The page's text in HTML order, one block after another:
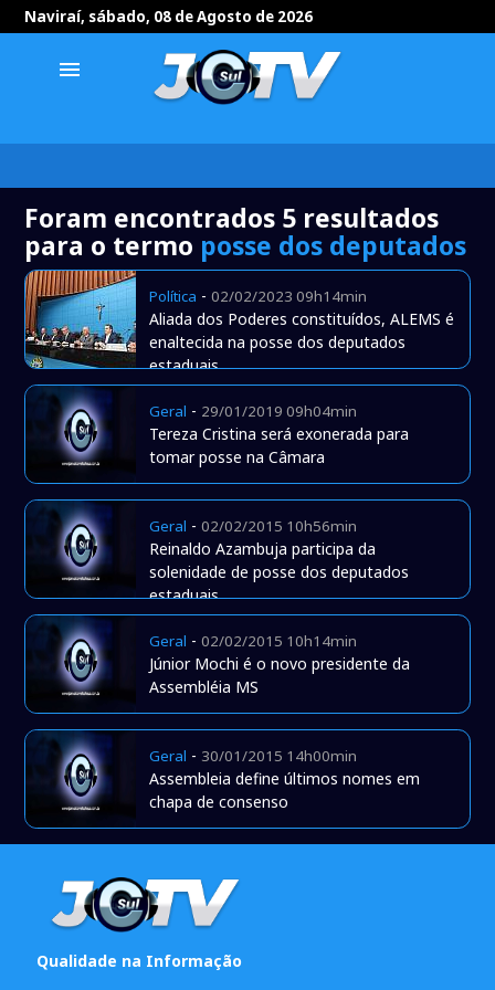
Naviraí, sábado, 08 de Agosto de 2026
menu
Foram encontrados 5 resultados
para o termo posse dos deputados
Política -02/02/2023 09h14min
Aliada dos Poderes constituídos, ALEMS é
enaltecida na posse dos deputados
estaduais
Geral - 29/01/2019 09h04min
Tereza Cristina será exonerada para
tomar posse na Câmara
Geral -02/02/2015 10h56min
Reinaldo Azambuja participa da
solenidade de posse dos deputados
estaduais
Geral -02/02/2015 10h14min
Júnior Mochi é o novo presidente da
Assembléia MS
Geral - 30/01/2015 14h00min
Assembleia define últimos nomes em
chapa de consenso
Qualidade na Informação